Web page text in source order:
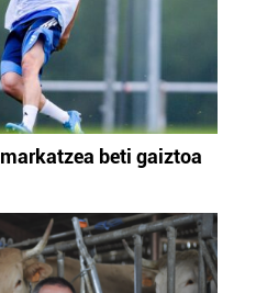
beti gaiztoa